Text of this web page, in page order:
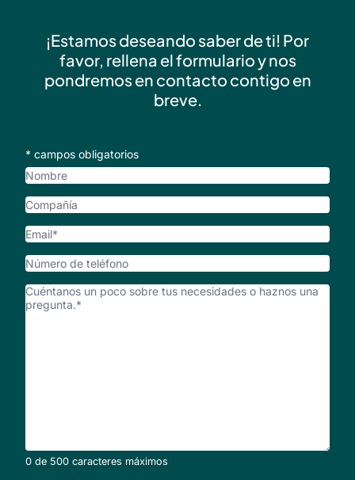
¡Estamos deseando saber de ti! Por
favor, rellena el formulario y nos
pondremos en contacto contigo en
breve.
* campos obligatorios
Nombre
Compañía
Email
Número
teléfono
¿Cómo
podemos
0 de 500 caracteres máximos